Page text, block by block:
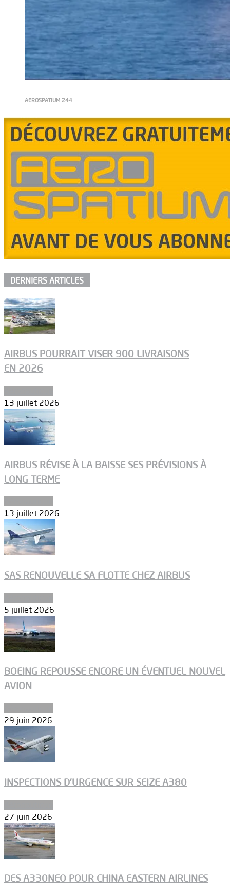
AEROSPATIUM 244
DERNIERS ARTICLES
AIRBUS POURRAIT VISER 900 LIVRAISONS
EN 2026
13 juillet 2026
AIRBUS RÉVISE À LA BAISSE SES PRÉVISIONS À
LONG TERME
13 juillet 2026
SAS RENOUVELLE SA FLOTTE CHEZ AIRBUS
5 juillet 2026
BOEING REPOUSSE ENCORE UN ÉVENTUEL NOUVEL
AVION
29 juin 2026
INSPECTIONS D’URGENCE SUR SEIZE A380
27 juin 2026
DES A330NEO POUR CHINA EASTERN AIRLINES